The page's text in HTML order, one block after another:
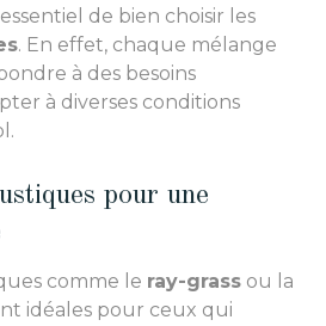
de bien choisir les
. En effet, chaque mélange
à des besoins
à diverses conditions
pour une
comme le ray-grass ou la
idéales pour ceux qui